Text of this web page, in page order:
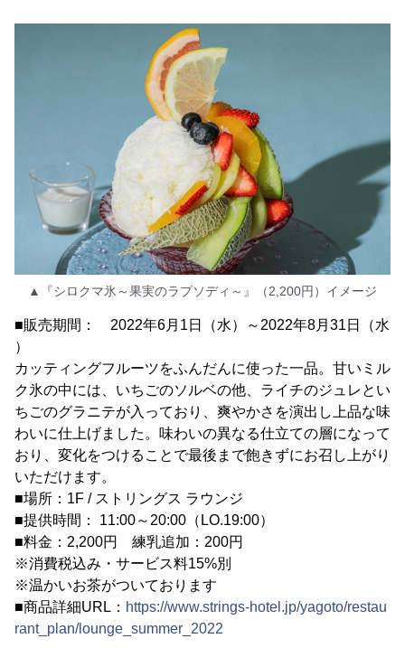
▲『シロクマ氷～果実のラプソディ～』（2,200円）イメージ
■販売期間： 2022年6月1日（水）～2022年8月31日（水
）
カッティングフルーツをふんだんに使った一品。甘いミル
ク氷の中には、いちごのソルベの他、ライチのジュレとい
ちごのグラニテが入っており、爽やかさを演出し上品な味
わいに仕上げました。味わいの異なる仕立ての層になって
おり、変化をつけることで最後まで飽きずにお召し上がり
いただけます。
■場所：1F / ストリングス ラウンジ
■提供時間： 11:00～20:00（LO.19:00）
■料金：2,200円 練乳追加：200円
※消費税込み・サービス料15%別
※温かいお茶がついております
■商品詳細URL： https://www.strings-hotel.jp/yagoto/restau
rant_plan/lounge_summer_2022